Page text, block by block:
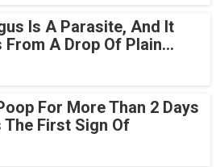
Is A Parasite, And It
From A Drop Of Plain...
For More Than 2 Days
The First Sign Of